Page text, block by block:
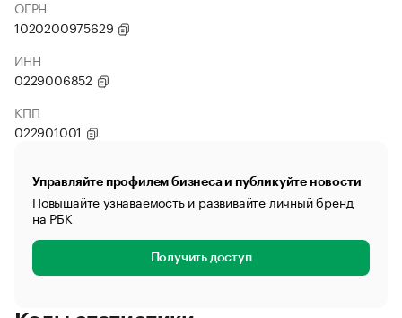
ОГРН
1020200975629
ИНН
0229006852
КПП
022901001
Управляйте профилем бизнеса и публикуйте новости
Повышайте узнаваемость и развивайте личный бренд
на РБК
Получить доступ